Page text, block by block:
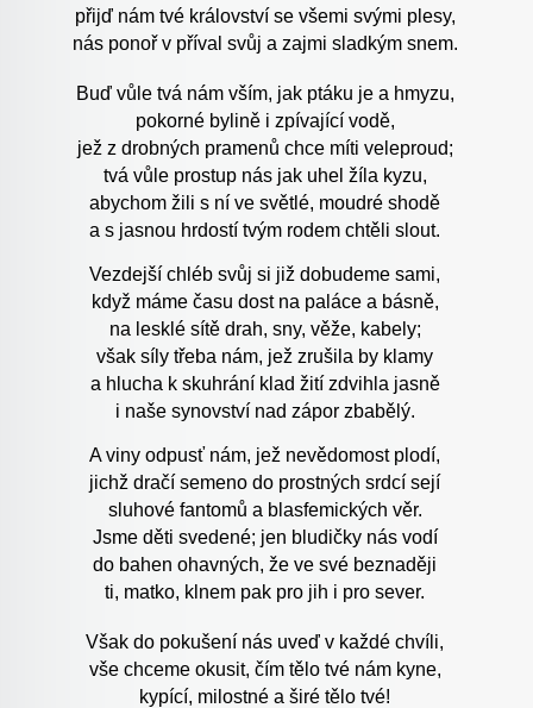
přijď nám tvé království se všemi svými plesy,
nás ponoř v příval svůj a zajmi sladkým snem.
Buď vůle tvá nám vším, jak ptáku je a hmyzu,
pokorné bylině i zpívající vodě,
jež z drobných pramenů chce míti veleproud;
tvá vůle prostup nás jak uhel žíla kyzu,
abychom žili s ní ve světlé, moudré shodě
a s jasnou hrdostí tvým rodem chtěli slout.
Vezdejší chléb svůj si již dobudeme sami,
když máme času dost na paláce a básně,
na lesklé sítě drah, sny, věže, kabely;
však síly třeba nám, jež zrušila by klamy
a hlucha k skuhrání klad žití zdvihla jasně
i naše synovství nad zápor zbabělý.
A viny odpusť nám, jež nevědomost plodí,
jichž dračí semeno do prostných srdcí sejí
sluhové fantomů a blasfemických věr.
Jsme děti svedené; jen bludičky nás vodí
do bahen ohavných, že ve své beznaději
ti, matko, klnem pak pro jih i pro sever.
Však do pokušení nás uveď v každé chvíli,
vše chceme okusit, čím tělo tvé nám kyne,
kypící, milostné a širé tělo tvé!